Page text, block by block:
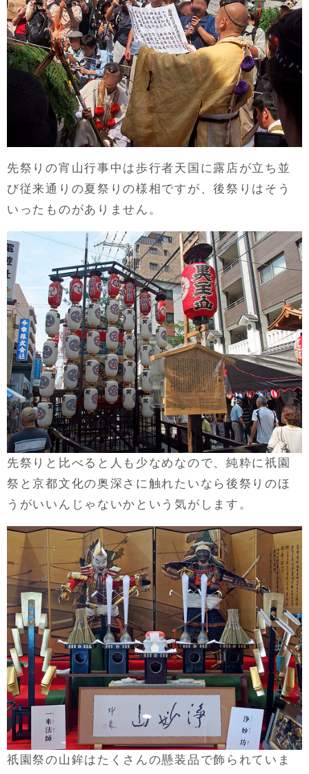
先祭りの宵山行事中は歩行者天国に露店が立ち並
び従来通りの夏祭りの様相ですが、後祭りはそう
いったものがありません。
先祭りと比べると人も少なめなので、純粋に祇園
祭と京都文化の奥深さに触れたいなら後祭りのほ
うがいいんじゃないかという気がします。
祇園祭の山鉾はたくさんの懸装品で飾られていま